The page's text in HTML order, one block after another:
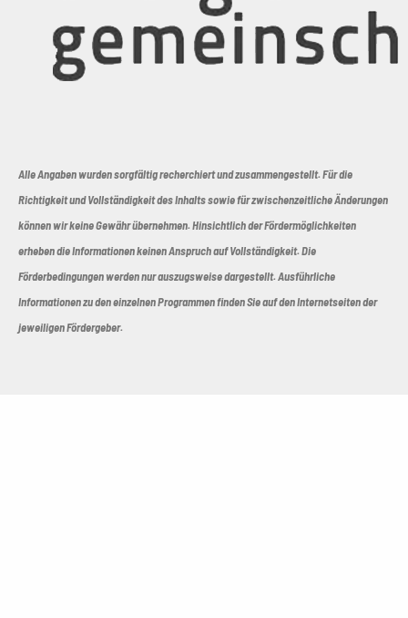
Alle Angaben wurden sorgfältig recherchiert und zusammengestellt. Für die
Richtigkeit und Vollständigkeit des Inhalts sowie für zwischenzeitliche Änderungen
können wir keine Gewähr übernehmen. Hinsichtlich der Fördermöglichkeiten
erheben die Informationen keinen Anspruch auf Vollständigkeit. Die
Förderbedingungen werden nur auszugsweise dargestellt. Ausführliche
Informationen zu den einzelnen Programmen finden Sie auf den Internetseiten der
jeweiligen Fördergeber.